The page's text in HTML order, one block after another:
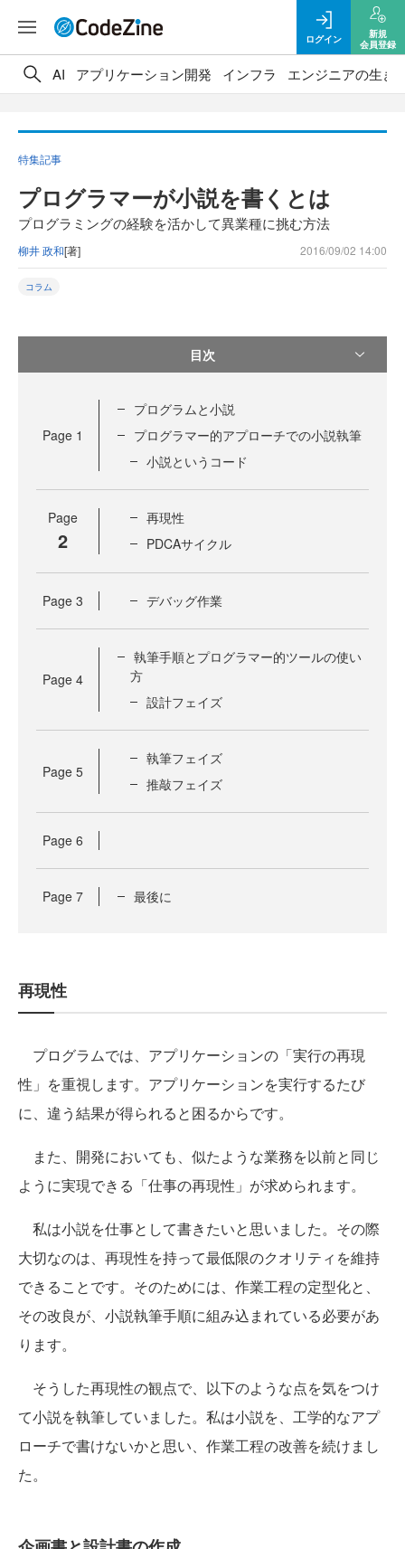
ログイン
新規
会員登録
AI アプリケーション開発 インフラ エンジニアの生き
特集記事
プログラマーが小説を書くとは
プログラミングの経験を活かして異業種に挑む方法
柳井 政和[著] 2016/09/02 14:00
コラム
目次
Page 1
プログラムと小説
プログラマー的アプローチでの小説執筆
小説というコード
Page
2
再現性
PDCAサイクル
Page 3 デバッグ作業
Page 4
執筆手順とプログラマー的ツールの使い
方
設計フェイズ
Page 5
執筆フェイズ
推敲フェイズ
Page 6
Page 7 最後に
再現性
プログラムでは、アプリケーションの「実行の再現
性」を重視します。アプリケーションを実行するたび
に、違う結果が得られると困るからです。
また、開発においても、似たような業務を以前と同じ
ように実現できる「仕事の再現性」が求められます。
私は小説を仕事として書きたいと思いました。その際
大切なのは、再現性を持って最低限のクオリティを維持
できることです。そのためには、作業工程の定型化と、
その改良が、小説執筆手順に組み込まれている必要があ
ります。
そうした再現性の観点で、以下のような点を気をつけ
て小説を執筆していました。私は小説を、工学的なアプ
ローチで書けないかと思い、作業工程の改善を続けまし
た。